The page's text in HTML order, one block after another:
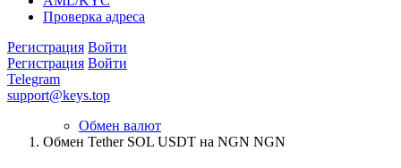
Проверка адреса
Регистрация Войти
Регистрация Войти
Telegram
support@keys.top
Обмен валют
Обмен Tether SOL USDT на NGN NGN